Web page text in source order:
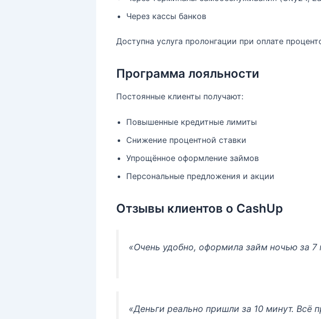
Через кассы банков
Доступна услуга пролонгации при оплате
Программа лояльности
Постоянные клиенты получают:
Повышенные кредитные лимиты
Снижение процентной ставки
Упрощённое оформление займов
Персональные предложения и акции
Отзывы клиентов о CashUp
«Очень удобно, оформила займ ночью за 7
«Деньги реально пришли за 10 минут. Всё